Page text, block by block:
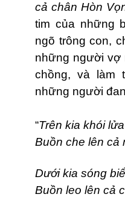
cả chân Hòn
tim của những
ngõ trông con,
những người vợ
chồng, và làm
những người
“Trên kia khói
Buồn che lên cả
Dưới kia sóng
Buồn leo lên cả